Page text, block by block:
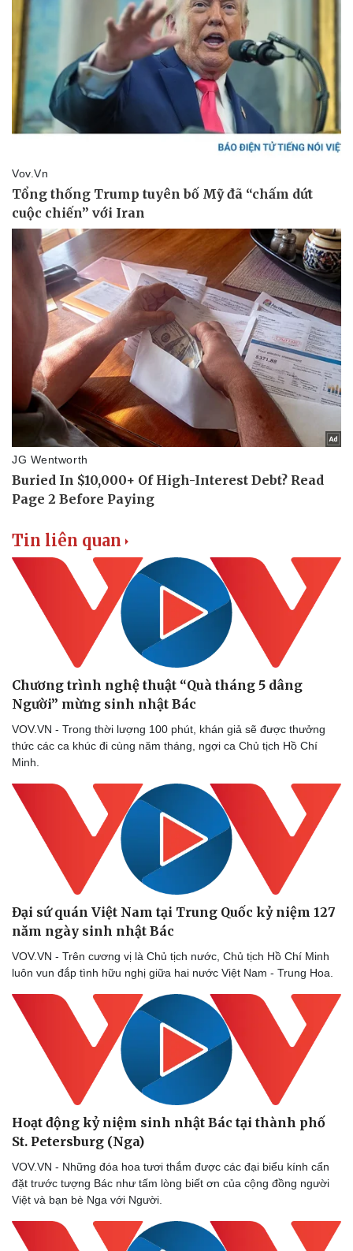
Thông tin doanh nghiệp
Doanh nghiệp 24h
Doanh nhân
Vì cộng đồng
Tin Công nghệ
Chuyển đổi số
Dinh dưỡng - món ngon
Cây thuốc
Nhi khoa
Nam khoa
Làm đẹp - giảm cân
Phòng mạch online
Ăn sạch sống khỏe
Đời sống
Nhà đẹp
Tin liên quan
Chương trình nghệ thuật “Quà tháng 5 dâng
Người” mừng sinh nhật Bác
VOV.VN - Trong thời lượng 100 phút, khán giả sẽ được thưởng
thức các ca khúc đi cùng năm tháng, ngợi ca Chủ tịch Hồ Chí
Minh.
Đại sứ quán Việt Nam tại Trung Quốc kỷ niệm 127
năm ngày sinh nhật Bác
VOV.VN - Trên cương vị là Chủ tịch nước, Chủ tịch Hồ Chí Minh
luôn vun đắp tình hữu nghị giữa hai nước Việt Nam - Trung Hoa.
Hoạt động kỷ niệm sinh nhật Bác tại thành phố
St. Petersburg (Nga)
VOV.VN - Những đóa hoa tươi thắm được các đại biểu kính cẩn
đặt trước tượng Bác như tấm lòng biết ơn của cộng đồng người
Việt và bạn bè Nga với Người.